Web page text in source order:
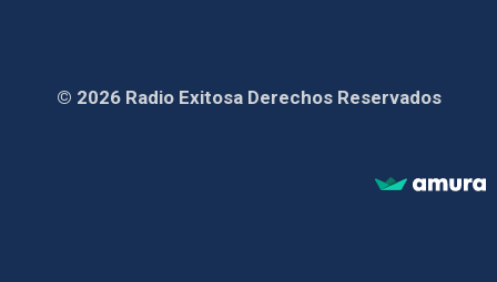
© 2026 Radio Exitosa Derechos Reservados